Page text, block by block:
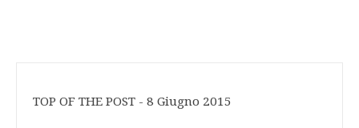
TOP OF THE POST - 8 Giugno 2015